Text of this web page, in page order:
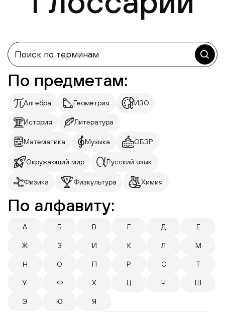
По предметам:
Алгебра Геометрия ИЗО
История Литература
Математика Музыка ОБЗР
Окружающий мир Русский язык
Физика Физкультура Химия
По алфавиту:
А Б В Г Д Е
Ж З И К Л М
Н О П Р С Т
У Ф Х Ц Ч Ш
Э Ю Я